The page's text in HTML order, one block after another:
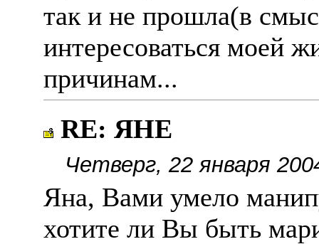
так и не прошла(в
интересоваться моей
причинам...
RE: ЯНЕ
Четверг, 22 января
Яна, Вами умело
хотите ли Вы быть